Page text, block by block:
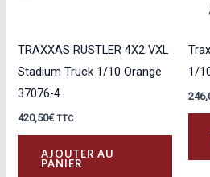
TRAXXAS RUSTLER 4X2 VXL
Stadium Truck 1/10 Orange
37076-4
420,50€ TTC
AJOUTER AU
PANIER
1/